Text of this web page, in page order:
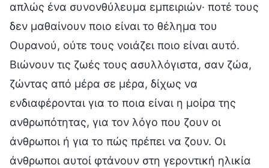
απλώς ένα συνονθύλευμα εμπειριών· ποτέ τους
δεν μαθαίνουν ποιο είναι το θέλημα του
Ουρανού, ούτε τους νοιάζει ποιο είναι αυτό.
Βιώνουν τις ζωές τους ασυλλόγιστα, σαν ζώα,
ζώντας από μέρα σε μέρα, δίχως να
ενδιαφέρονται για το ποια είναι η μοίρα της
ανθρωπότητας, για τον λόγο που ζουν οι
άνθρωποι ή για το πώς πρέπει να ζουν. Οι
άνθρωποι αυτοί φτάνουν στη γεροντική ηλικία